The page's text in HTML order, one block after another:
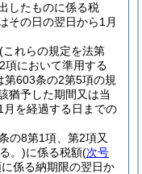
したものに係る税
の日の翌日から1月
(これらの規定を法第
項において準用する
第603条の2第5項の規
猶予した期間又は当
を経過する日までの
の8第1項、第2項又
。)に係る税額(次号
係る納期限の翌日か